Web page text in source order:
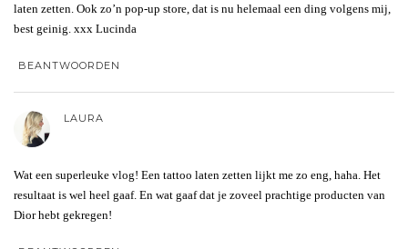
laten zetten. Ook zo’n pop-up store, dat is nu helemaal een ding volgens mij,
best geinig. xxx Lucinda
BEANTWOORDEN
LAURA
Wat een superleuke vlog! Een tattoo laten zetten lijkt me zo eng, haha. Het
resultaat is wel heel gaaf. En wat gaaf dat je zoveel prachtige producten van
Dior hebt gekregen!